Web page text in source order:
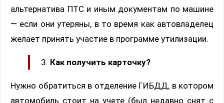
альтернатива ПТС и иным документам по машине
— если они утеряны, в то время как автовладелец
желает принять участие в программе утилизации.
Как получить карточку?
Нужно обратиться в отделение ГИБДД, в котором
автомобиль стоит на учете (был недавно снят с